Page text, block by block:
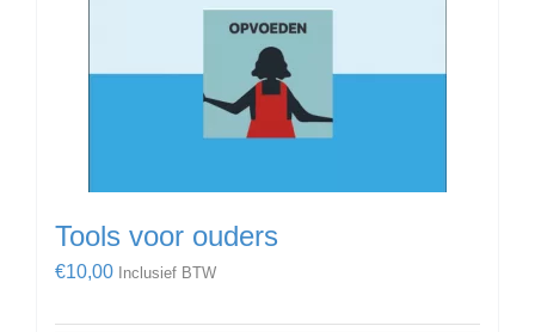
Tools voor ouders
€10,00 Inclusief BTW